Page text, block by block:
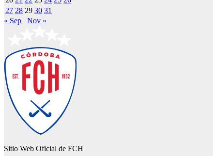
27 28 29 30 31
« Sep
Nov »
Sitio Web Oficial de FCH